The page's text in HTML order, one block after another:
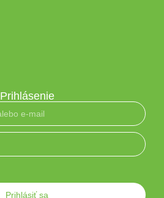
Prihlásenie
Prihlásiť sa